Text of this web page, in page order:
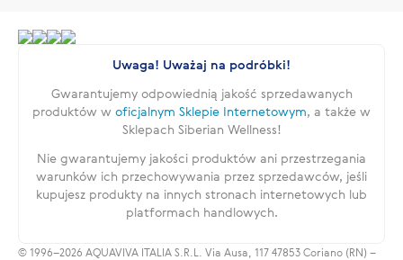
Uwaga! Uważaj na podróbki!
Gwarantujemy odpowiednią jakość sprzedawanych
produktów w oficjalnym Sklepie Internetowym, a także w
Sklepach Siberian Wellness!
Nie gwarantujemy jakości produktów ani przestrzegania
warunków ich przechowywania przez sprzedawców, jeśli
kupujesz produkty na innych stronach internetowych lub
platformach handlowych.
© 1996–2026 AQUAVIVA ITALIA S.R.L. Via Ausa, 117 47853 Coriano (RN) –